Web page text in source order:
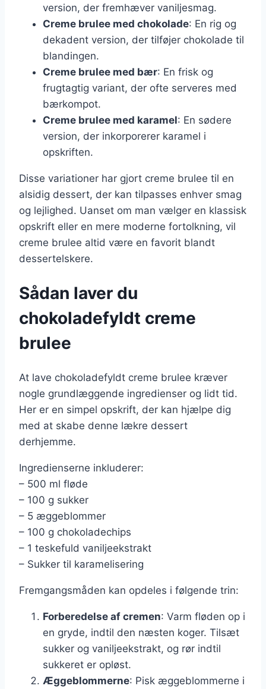
version, der fremhæver vaniljesmag.
Creme brulee med chokolade: En rig og
dekadent version, der tilføjer chokolade til
blandingen.
Creme brulee med bær: En frisk og
frugtagtig variant, der ofte serveres med
bærkompot.
Creme brulee med karamel: En sødere
version, der inkorporerer karamel i
opskriften.
Disse variationer har gjort creme brulee til en
alsidig dessert, der kan tilpasses enhver smag
og lejlighed. Uanset om man vælger en klassisk
opskrift eller en mere moderne fortolkning, vil
creme brulee altid være en favorit blandt
dessertelskere.
Sådan laver du
chokoladefyldt creme
brulee
At lave chokoladefyldt creme brulee kræver
nogle grundlæggende ingredienser og lidt tid.
Her er en simpel opskrift, der kan hjælpe dig
med at skabe denne lækre dessert
derhjemme.
Ingredienserne inkluderer:
– 500 ml fløde
– 100 g sukker
– 5 æggeblommer
– 100 g chokoladechips
– 1 teskefuld vaniljeekstrakt
– Sukker til karamelisering
Fremgangsmåden kan opdeles i følgende trin:
Forberedelse af cremen: Varm fløden op i
en gryde, indtil den næsten koger. Tilsæt
sukker og vaniljeekstrakt, og rør indtil
sukkeret er opløst.
Æggeblommerne: Pisk æggeblommerne i